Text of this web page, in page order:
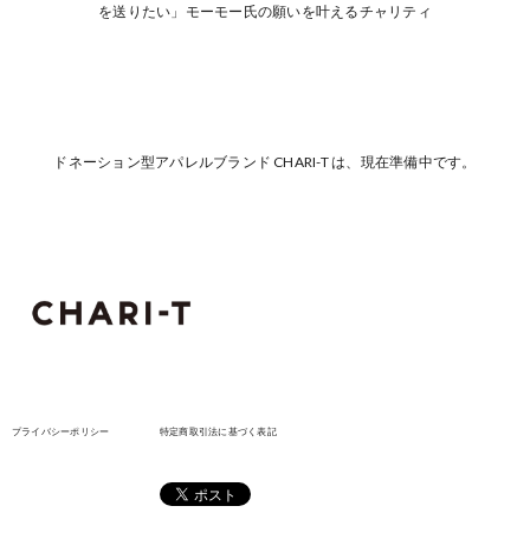
を送りたい」モーモー氏の願いを叶えるチャリティ
ドネーション型アパレルブランド CHARI-T は、現在準備中です。
プライバシーポリシー 特定商取引法に基づく表記